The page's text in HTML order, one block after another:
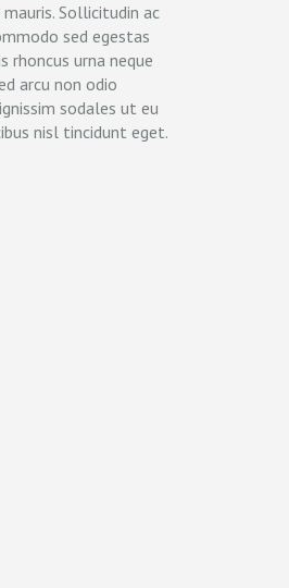
Sollicitudin ac
sed egestas
urna neque
arcu non odio
sodales ut eu
nisl tincidunt eget.